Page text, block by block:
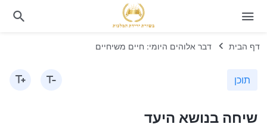
דף הבית דבר אלוהים היומי: חיים משיחיים
תוכן
שיחה בנושא היעד